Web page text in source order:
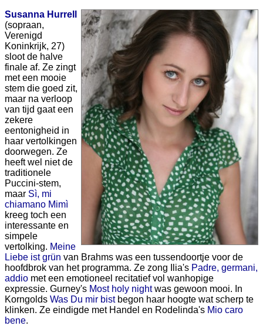
Susanna Hurrell
(sopraan,
Verenigd
Koninkrijk, 27)
sloot de halve
finale af. Ze zingt
met een mooie
stem die goed zit,
maar na verloop
van tijd gaat een
zekere
eentonigheid in
haar vertolkingen
doorwegen. Ze
heeft wel niet de
traditionele
Puccini-stem,
maar Sì, mi
chiamano Mimì
kreeg toch een
interessante en
simpele
vertolking. Meine
Liebe ist grün van Brahms was een tussendoortje voor de
hoofdbrok van het programma. Ze zong Ilia's Padre, germani,
addio met een emotioneel recitatief vol wanhopige
expressie. Gurney's Most holy nightwas gewoon mooi. In
Korngolds Was Du mir bistbegon haar hoogte wat scherp te
klinken. Ze eindigde met Handel en Rodelinda's Mio caro
bene.